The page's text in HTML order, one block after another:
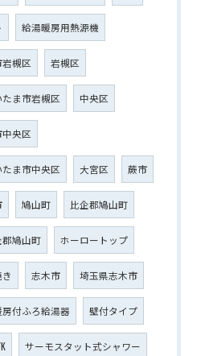
給湯暖房用熱源機
槻区 岩槻区
ま市岩槻区 中央区
央区
ま市中央区 大宮区 蕨市
鳩山町 比企郡鳩山町
鳩山町 ホーロートップ
志木市 埼玉県志木市
付ふろ給湯器 壁付タイプ
サーモスタット式シャワー